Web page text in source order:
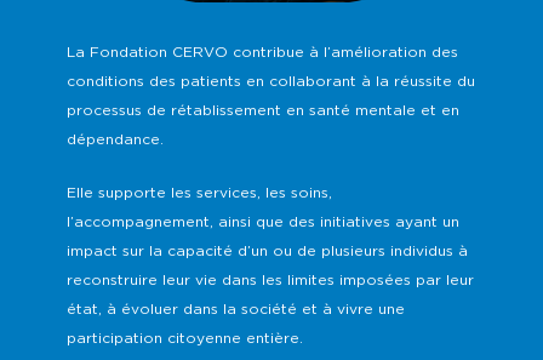
La Fondation CERVO contribue à l’amélioration des
conditions des patients en collaborant à la réussite du
processus de rétablissement en santé mentale et en
dépendance.
Elle supporte les services, les soins,
l’accompagnement, ainsi que des initiatives ayant un
impact sur la capacité d’un ou de plusieurs individus à
reconstruire leur vie dans les limites imposées par leur
état, à évoluer dans la société et à vivre une
participation citoyenne entière.